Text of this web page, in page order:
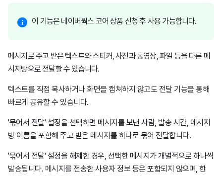
이 기능은 네이버웍스 코어 상품 신청 후 사용 가능합니다.
메시지로 주고 받은 텍스트와 스티커, 사진과 동영상, 파일 등을 다른 메
시지방으로 전달할 수 있습니다.
텍스트를 직접 복사하거나 화면을 캡쳐하지 않고도 전달 기능을 통해
빠르게 공유할 수 있습니다.
'묶어서 전달' 설정을 선택하면 메시지를 보낸 사람, 발송 시간, 메시지
방 이름을 포함해 주고 받은 메시지를 하나로 묶어 전달합니다.
'묶어서 전달' 설정을 해제한 경우, 선택한 메시지가 개별적으로 하나씩
발송됩니다. 메시지를 전송한 사용자 정보 등은 포함되지 않으며, 한